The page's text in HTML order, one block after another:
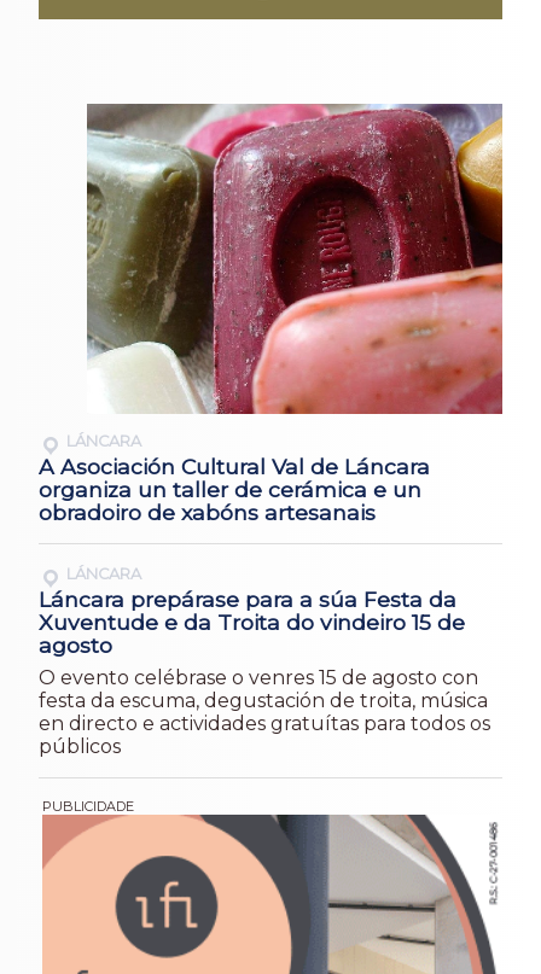
LÁNCARA
A Asociación Cultural Val de Láncara
organiza un taller de cerámica e un
obradoiro de xabóns artesanais
LÁNCARA
Láncara prepárase para a súa Festa da
Xuventude e da Troita do vindeiro 15 de
agosto
O evento celébrase o venres 15 de agosto con
festa da escuma, degustación de troita, música
en directo e actividades gratuítas para todos os
públicos